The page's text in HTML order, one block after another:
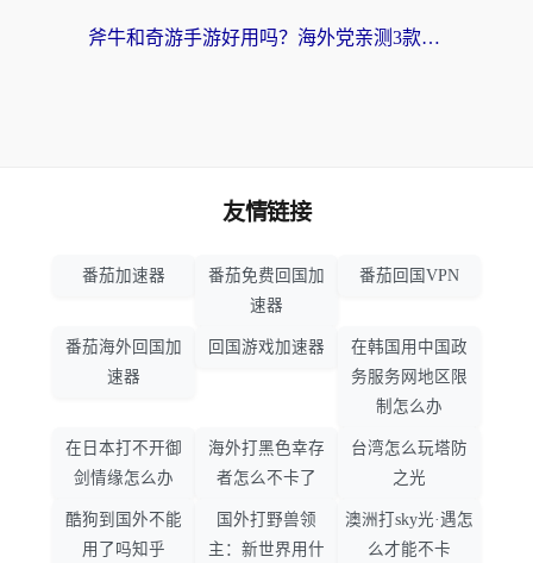
斧牛和奇游手游好用吗？海外党亲测3款回国加速器，选对才能无缝刷国内资源
友情链接
番茄加速器
番茄免费回国加
速器
番茄回国VPN
番茄海外回国加
速器
回国游戏加速器
在韩国用中国政
务服务网地区限
制怎么办
在日本打不开御
剑情缘怎么办
海外打黑色幸存
者怎么不卡了
台湾怎么玩塔防
之光
酷狗到国外不能
用了吗知乎
国外打野兽领
主：新世界用什
澳洲打sky光·遇怎
么才能不卡